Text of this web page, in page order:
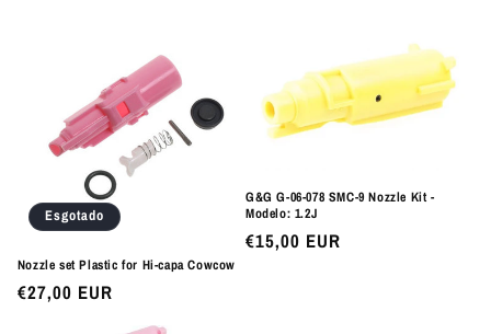
Esgotado
Nozzle set Plastic for Hi-capa Cowcow
Preço
€27,00 EUR
G&G G-06-078 SMC-9 Nozzle Kit -
Modelo: 1.2J
Preço
€15,00 EUR